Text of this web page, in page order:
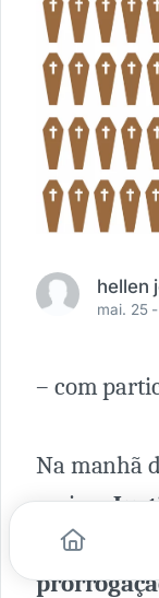
hellen
mai. 25
– com
Na manhã
maio, a
Ministério